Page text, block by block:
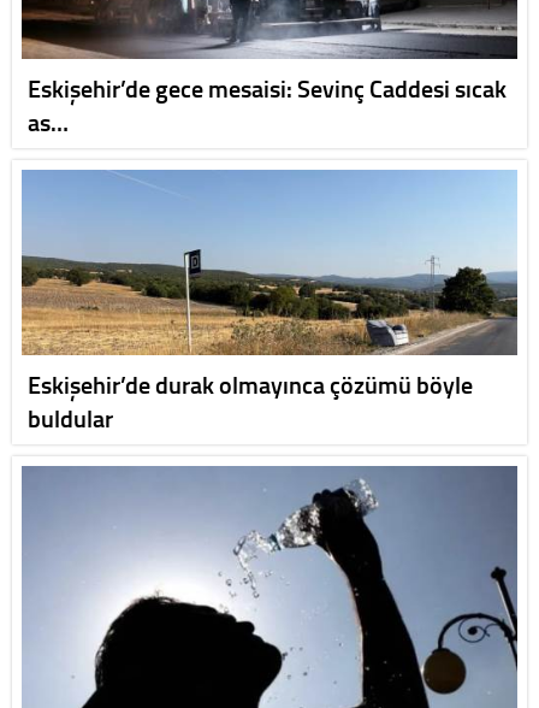
Eskişehir’de gece mesaisi: Sevinç Caddesi sıcak
as…
Eskişehir’de durak olmayınca çözümü böyle
buldular